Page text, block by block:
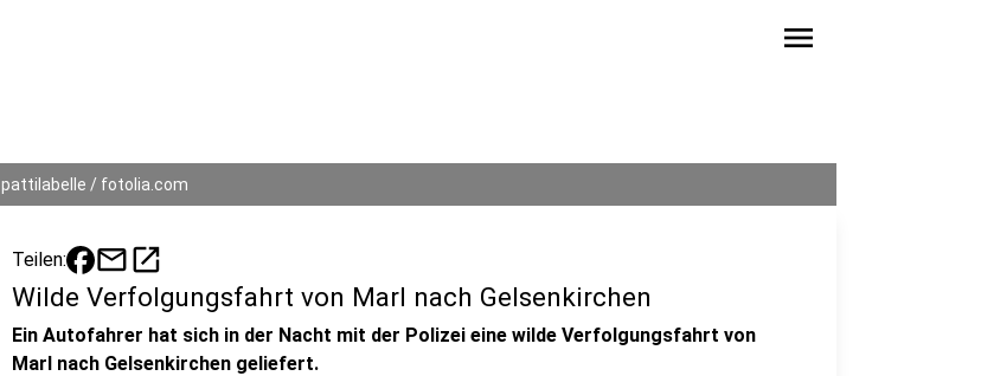
menu
pattilabelle / fotolia.com
Teilen: mailopen_in_new
Wilde Verfolgungsfahrt von Marl nach Gelsenkirchen
Ein Autofahrer hat sich in der Nacht mit der Polizei eine wilde Verfolgungsfahrt von
Marl nach Gelsenkirchen geliefert.